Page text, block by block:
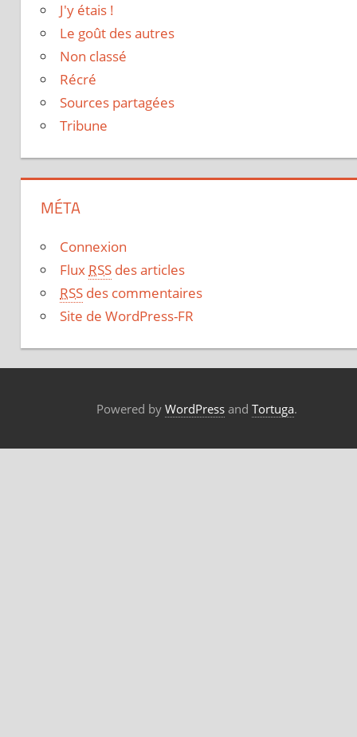
J'y étais !
Le goût des autres
Non classé
Récré
Sources partagées
Tribune
MÉTA
Connexion
Flux RSS des articles
RSS des commentaires
Site de WordPress-FR
Powered by WordPressand Tortuga.